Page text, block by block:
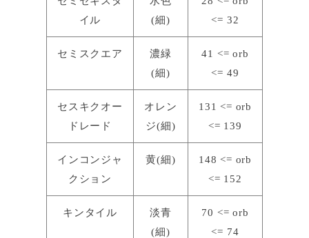
イル
(細)
<= 32
セミスクエア
濃緑
(細)
41 <= orb
<= 49
セスキクオー
ドレード
オレン
ジ(細)
131 <= orb
<= 139
インコンジャ
クション
黄(細)
148 <= orb
<= 152
キンタイル
淡青
(細)
70 <= orb
<= 74